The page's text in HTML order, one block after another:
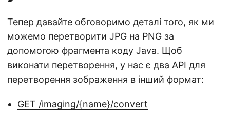
Тепер давайте обговоримо деталі того, як ми
можемо перетворити JPG на PNG за
допомогою фрагмента коду Java. Щоб
виконати перетворення, у нас є два API для
перетворення зображення в інший формат:
GET /imaging/{name}/convert